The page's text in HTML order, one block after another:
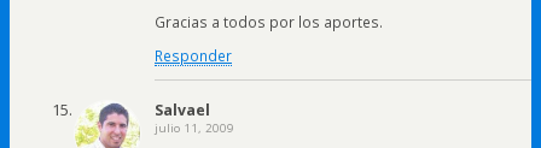
Gracias a todos por los aportes.
Responder
Salvael
julio 11, 2009